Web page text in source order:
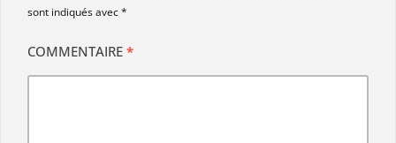
sont indiqués avec*
COMMENTAIRE *